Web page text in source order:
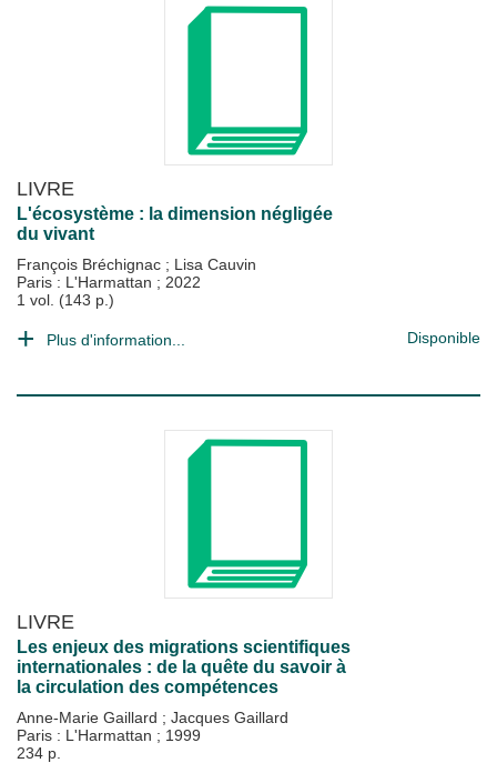
LIVRE
L'écosystème : la dimension négligée
du vivant
François Bréchignac ; Lisa Cauvin
Paris : L'Harmattan ; 2022
1 vol. (143 p.)
Plus d'information... Disponible
LIVRE
Les enjeux des migrations scientifiques
internationales : de la quête du savoir à
la circulation des compétences
Anne-Marie Gaillard ; Jacques Gaillard
Paris : L'Harmattan ; 1999
234 p.